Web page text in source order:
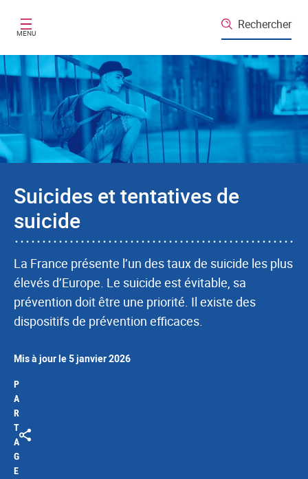
MENU
Rechercher
Suicides et tentatives de
suicide
La France présente l’un des taux de suicide les plus
élevés d’Europe. Le suicide est évitable, sa
prévention doit être une priorité. Il existe des
dispositifs de prévention efficaces.
Mis à jour le 5 janvier 2026
P
A
R
T
A
G
E